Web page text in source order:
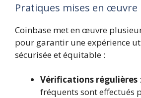
Pratiques mises en œuvre
Coinbase met en œuvre
pour garantir une expérience
sécurisée et équitable :
Vérifications régulières
fréquents sont effectués